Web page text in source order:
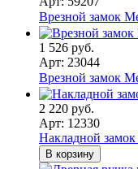
Врезной замок
1 526 руб.
Арт: 23044
Врезной замок
2 220 руб.
Арт: 12330
Накладной
В корзину